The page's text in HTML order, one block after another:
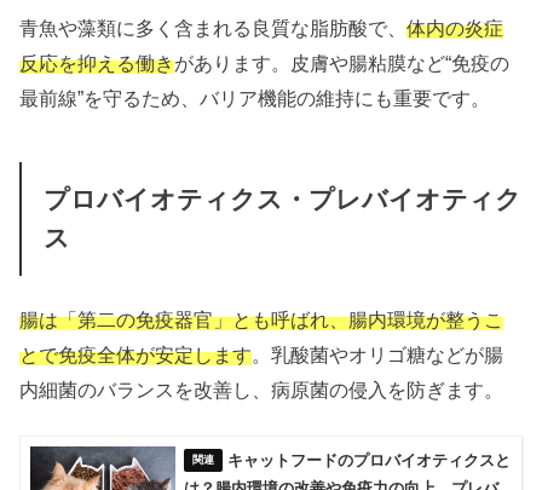
青魚や藻類に多く含まれる良質な脂肪酸で、体内の炎症
反応を抑える働きがあります。皮膚や腸粘膜など“免疫の
最前線”を守るため、バリア機能の維持にも重要です。
プロバイオティクス・プレバイオティク
ス
腸は「第二の免疫器官」とも呼ばれ、腸内環境が整うこ
とで免疫全体が安定します。乳酸菌やオリゴ糖などが腸
内細菌のバランスを改善し、病原菌の侵入を防ぎます。
キャットフードのプロバイオティクスと